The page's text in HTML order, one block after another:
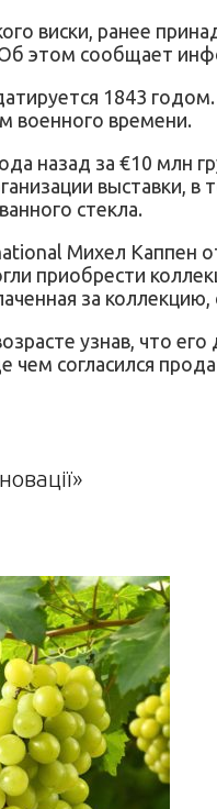
виски, ранее
этом сообщает
1843
военного времени.
назад за €10 млн
выставки,
стекла.
Михел Каппен
приобрести
за
узнав, что
чем согласился